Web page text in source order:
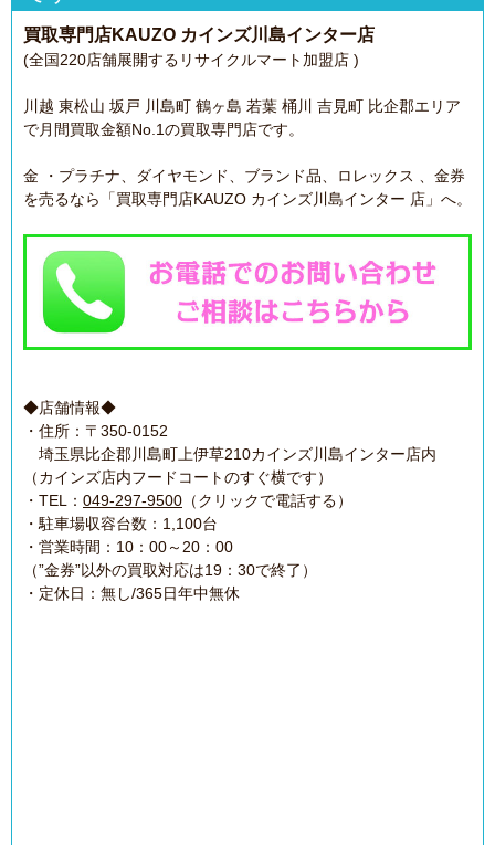
買取専門店KAUZO カインズ川島インター店
(全国220店舗展開するリサイクルマート加盟店 )
川越 東松山 坂戸 川島町 鶴ヶ島 若葉 桶川 吉見町 比企郡エリア
で月間買取金額No.1の買取専門店です。
金 ・プラチナ、ダイヤモンド、ブランド品、ロレックス 、金券
を売るなら「買取専門店KAUZO カインズ川島インター 店」へ。
◆店舗情報◆
・住所：〒350-0152
埼玉県比企郡川島町上伊草210カインズ川島インター店内
（カインズ店内フードコートのすぐ横です）
・TEL： 049-297-9500 （クリックで電話する）
・駐車場収容台数：1,100台
・営業時間：10：00～20：00
（”金券”以外の買取対応は19：30で終了）
・定休日：無し/365日年中無休